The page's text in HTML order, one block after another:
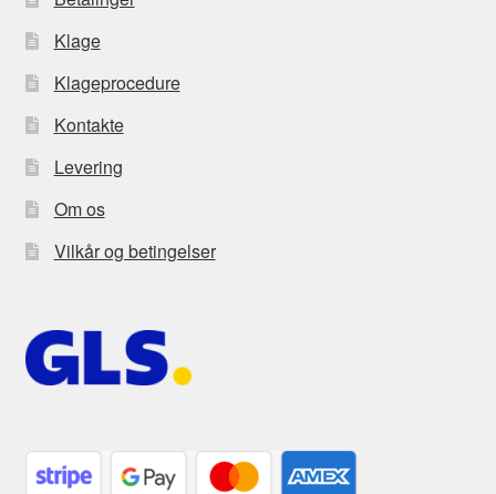
Klage
Klageprocedure
Kontakte
Levering
Om os
Vilkår og betingelser